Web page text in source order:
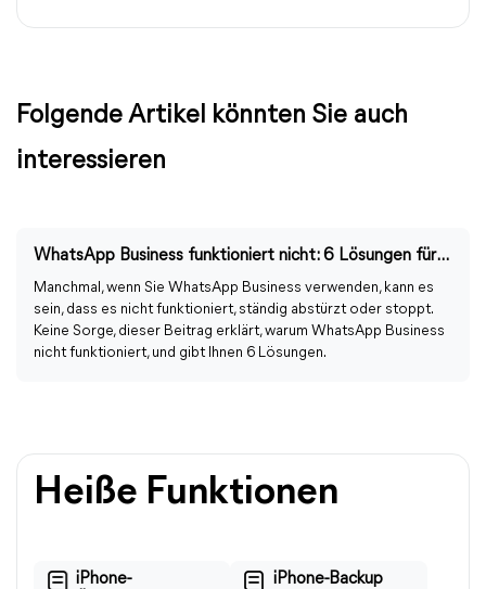
Folgende Artikel könnten Sie auch
interessieren
WhatsApp Business funktioniert nicht: 6 Lösungen für Doppelfehler
Manchmal, wenn Sie WhatsApp Business verwenden, kann es
sein, dass es nicht funktioniert, ständig abstürzt oder stoppt.
Keine Sorge, dieser Beitrag erklärt, warum WhatsApp Business
nicht funktioniert, und gibt Ihnen 6 Lösungen.
Heiße Funktionen
iPhone-
iPhone-Backup